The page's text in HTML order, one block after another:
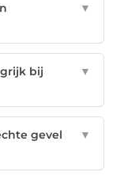
▼
bij
▼
gevel
▼